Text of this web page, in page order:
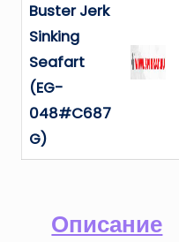
Buster Jerk
Sinking
Seafart
(EG-
048#C687
G)
Описание